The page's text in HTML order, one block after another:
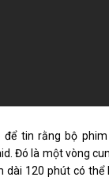
để tin rằng bộ
Đó là một vòng
dài 120 phút có thể